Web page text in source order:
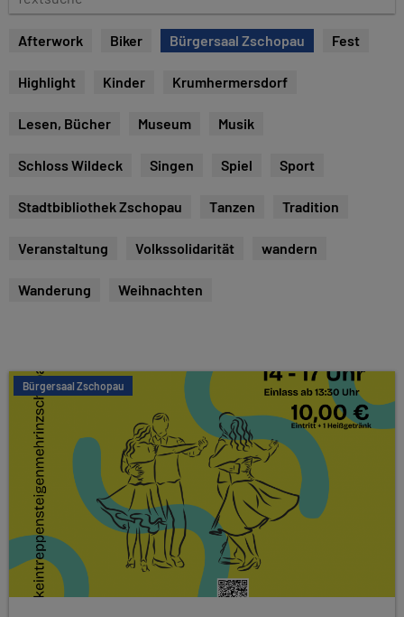
e
Afterwork Biker Bürgersaal Zschopau Fest
Highlight Kinder Krumhermersdorf
Lesen, Bücher Museum Musik
Schloss Wildeck Singen Spiel Sport
Stadtbibliothek Zschopau Tanzen Tradition
Veranstaltung Volkssolidarität wandern
Wanderung Weihnachten
Bürgersaal Zschopau